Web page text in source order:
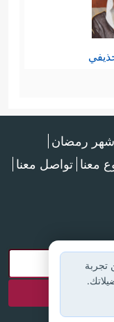
شهر رمضان
معنا تواصل معنا
تجربة